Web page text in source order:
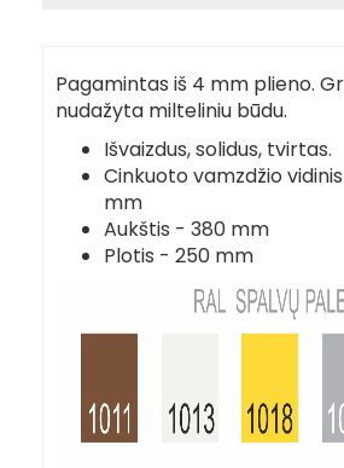
Pagamintas iš 4 mm plieno.
nudažyta milteliniu būdu.
Išvaizdus, solidus, tvirtas.
Cinkuoto vamzdžio
mm
Aukštis - 380 mm
Plotis - 250 mm